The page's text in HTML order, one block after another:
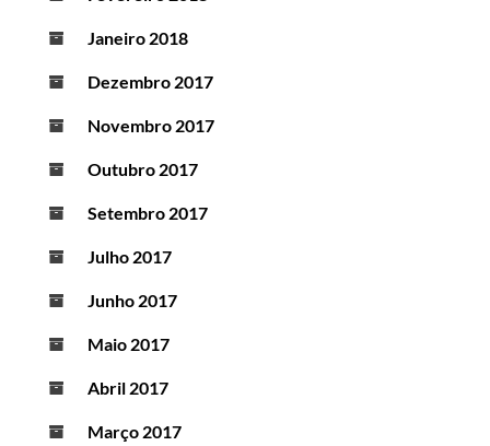
Janeiro 2018
Dezembro 2017
Novembro 2017
Outubro 2017
Setembro 2017
Julho 2017
Junho 2017
Maio 2017
Abril 2017
Março 2017